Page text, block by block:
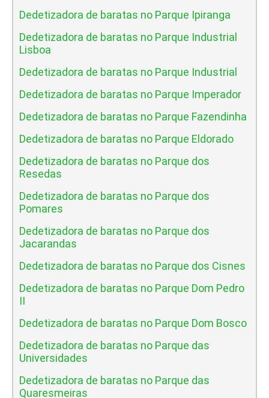
Dedetizadora de baratas no Parque Ipiranga
Dedetizadora de baratas no Parque Industrial
Lisboa
Dedetizadora de baratas no Parque Industrial
Dedetizadora de baratas no Parque Imperador
Dedetizadora de baratas no Parque Fazendinha
Dedetizadora de baratas no Parque Eldorado
Dedetizadora de baratas no Parque dos
Resedas
Dedetizadora de baratas no Parque dos
Pomares
Dedetizadora de baratas no Parque dos
Jacarandas
Dedetizadora de baratas no Parque dos Cisnes
Dedetizadora de baratas no Parque Dom Pedro
II
Dedetizadora de baratas no Parque Dom Bosco
Dedetizadora de baratas no Parque das
Universidades
Dedetizadora de baratas no Parque das
Quaresmeiras